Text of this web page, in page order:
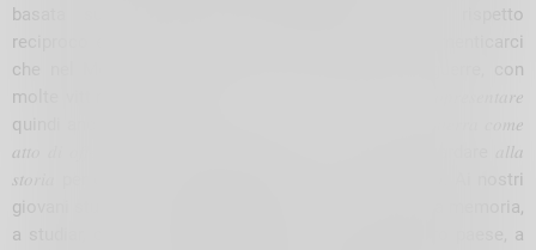
basata sulla solidarietà, sull’uguaglianza e sul rispetto
reciproco e sulla pace. Purtroppo, non possiamo dimenticarci
che nel Mondo sono ancora in corso numerose guerre, con
molte vittime innocenti. Q𝑢𝑒𝑠𝑡𝑎 𝑐𝑒𝑙𝑒𝑏𝑟𝑎𝑧𝑖𝑜𝑛𝑒 𝑑𝑒𝑣𝑒 𝑟𝑎𝑝𝑝𝑟𝑒𝑠𝑒𝑛𝑡𝑎𝑟𝑒
quindi anche 𝑢𝑛𝑎 𝑔𝑟𝑎𝑛𝑑𝑒 𝑜𝑐𝑐𝑎𝑠𝑖𝑜𝑛𝑒 𝑝𝑒𝑟 𝑟𝑖𝑝𝑢𝑑𝑖𝑎𝑟𝑒 𝑙𝑎 𝐺𝑢𝑒𝑟𝑟𝑎 𝑐𝑜𝑚𝑒
𝑎𝑡𝑡𝑜 𝑑𝑖 𝑜𝑓𝑓𝑒𝑠𝑎 e ricordarci di quanto è importante guardare 𝑎𝑙𝑙𝑎
𝑠𝑡𝑜𝑟𝑖𝑎 per evitare di commettere gli 𝑒𝑟𝑟𝑜𝑟𝑖 𝑑𝑒𝑙 𝑝𝑎𝑠𝑠𝑎𝑡𝑜. Ai nostri
giovani studenti, vi incoraggio a essere i custodi della memoria,
a studiar, con i vostri insegnanti, la storia del nostro paese, a